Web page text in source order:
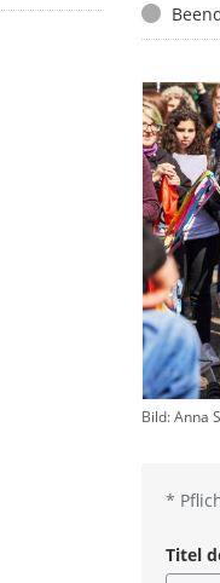
Status
Bild: Anna
*
Titel